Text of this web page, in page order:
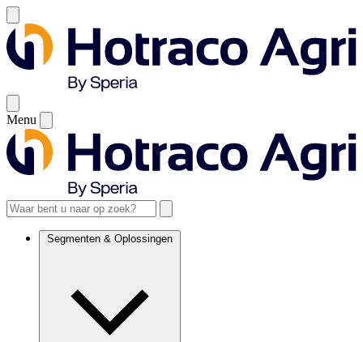
Menu
Segmenten & Oplossingen